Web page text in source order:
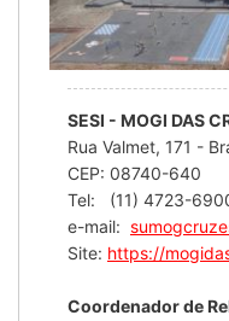
SESI - MOGI DAS
Rua Valmet, 171 -
CEP: 08740-640
Tel: (11) 4723-
e-mail:
Site: https://
Coordenador de